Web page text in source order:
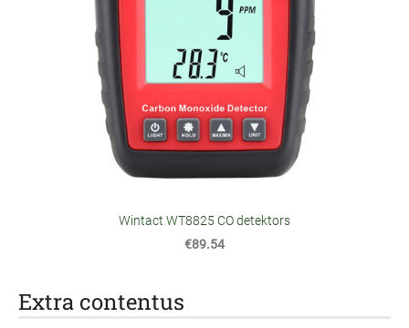
Extra contentus
Wintact WT8825 CO detektors
€89.54